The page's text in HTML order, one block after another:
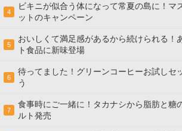
4
ビキニが似合う体になって常夏の島に！マ
ットのキャンペーン
5
おいしくて満足感があるから続けられる！
ト食品に新味登場
6
待ってました！グリーンコーヒーお試しセ
う
7
食事時にご一緒に！タカナシから脂肪と糖
ルト発売